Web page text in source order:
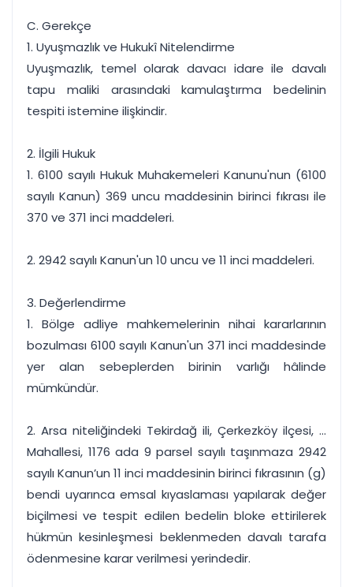
C. Gerekçe
1. Uyuşmazlık ve Hukukî Nitelendirme
Uyuşmazlık, temel olarak davacı idare ile davalı
tapu maliki arasındaki kamulaştırma bedelinin
tespiti istemine ilişkindir.
2. İlgili Hukuk
1. 6100 sayılı Hukuk Muhakemeleri Kanunu'nun (6100
sayılı Kanun) 369 uncu maddesinin birinci fıkrası ile
370 ve 371 inci maddeleri.
2. 2942 sayılı Kanun'un 10 uncu ve 11 inci maddeleri.
3. Değerlendirme
1. Bölge adliye mahkemelerinin nihai kararlarının
bozulması 6100 sayılı Kanun'un 371 inci maddesinde
yer alan sebeplerden birinin varlığı hâlinde
mümkündür.
2. Arsa niteliğindeki Tekirdağ ili, Çerkezköy ilçesi, ...
Mahallesi, 1176 ada 9 parsel sayılı taşınmaza 2942
sayılı Kanun’un 11 inci maddesinin birinci fıkrasının (g)
bendi uyarınca emsal kıyaslaması yapılarak değer
biçilmesi ve tespit edilen bedelin bloke ettirilerek
hükmün kesinleşmesi beklenmeden davalı tarafa
ödenmesine karar verilmesi yerindedir.